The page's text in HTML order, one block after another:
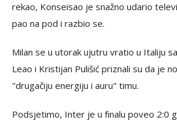
rekao, Konseisao je snažno udario
pao na pod i razbio se.
Milan se u utorak ujutru vratio u Italiju
Leao i Kristijan Pulišić priznali su da je
"drugačiju energiju i auru" timu.
Podsjetimo, Inter je u finalu poveo 2:0